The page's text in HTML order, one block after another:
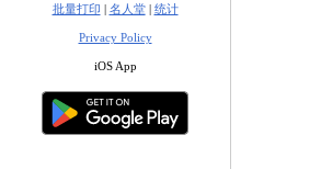
批量打印 | 名人堂| 统计
Privacy Policy
iOS App